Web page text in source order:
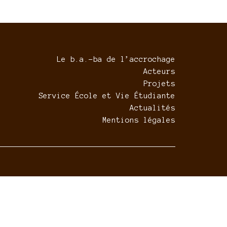
Le b.a.-ba de l’accrochage
Acteurs
Projets
Service École et Vie Étudiante
Actualités
Mentions légales